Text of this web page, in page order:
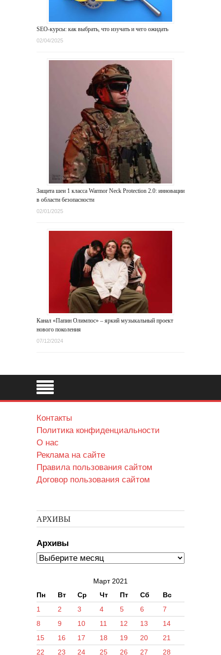
SEO-курсы: как выбрать, что изучать и чего ожидать
02/04/2025
Защита шеи 1 класса Warmor Neck Protection 2.0: инновации
в области безопасности
02/01/2025
Канал «Папин Олимпос» – яркий музыкальный проект
нового поколения
07/12/2024
Контакты
Политика конфиденциальности
О нас
Реклама на сайте
Правила пользования сайтом
Договор пользования сайтом
АРХИВЫ
Архивы
Март 2021
Пн
Вт Ср Чт Пт Сб
Вс
1
2 3 4 5 6
7
8
9 10 11 12 13
14
15
16 17 18 19 20
21
22
23 24 25 26 27 28